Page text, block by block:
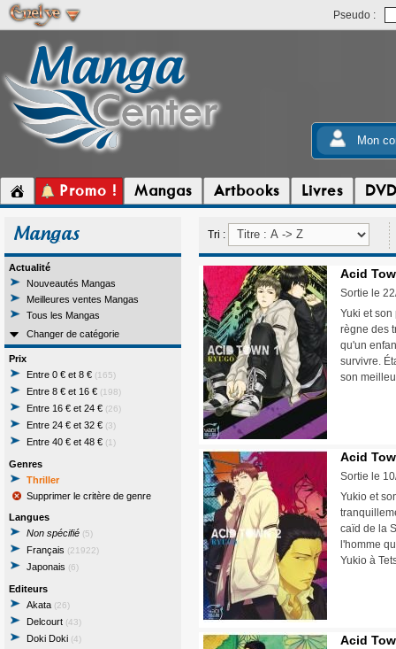
Pseudo :
Mon
Promo ! Mangas Artbooks Livres DVD
Mangas
Actualité
Nouveautés Mangas
Meilleures ventes Mangas
Tous les Mangas
Changer de catégorie
Prix
Entre 0 € et 8 € (165)
Entre 8 € et 16 € (198)
Entre 16 € et 24 € (26)
Entre 24 € et 32 € (3)
Entre 40 € et 48 € (1)
Genres
Thriller
Supprimer le critère de genre
Langues
Non spécifié (5)
Français (21922)
Japonais (6)
Editeurs
Akata (26)
Delcourt (43)
Doki Doki (4)
Tri :
Acid
Sortie le
Yuki et
règne des
qu'un
survivre.
son
Acid
Sortie le
Yukio et
caïd de la
l'homme
Yukio à
Acid